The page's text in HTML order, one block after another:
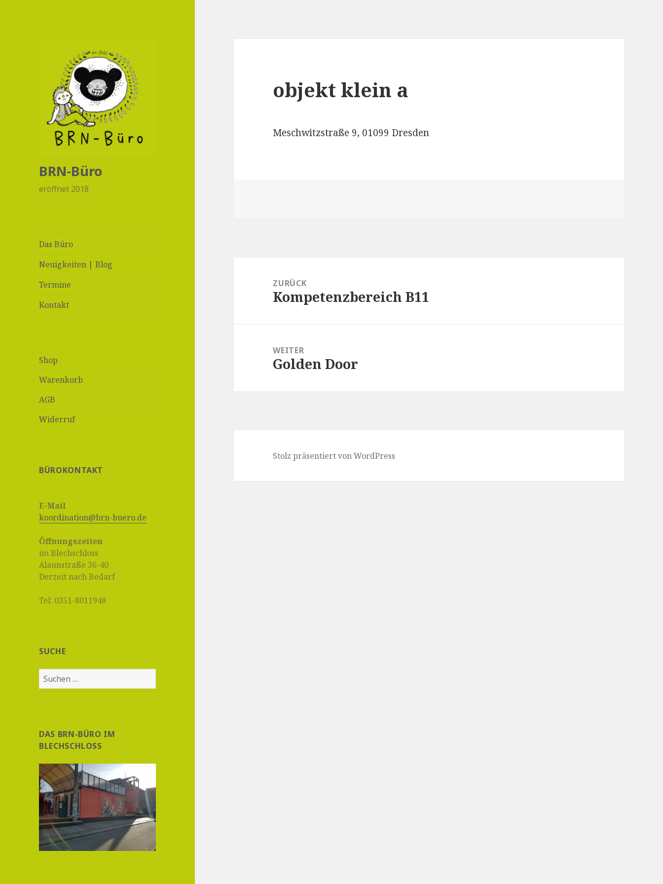
BRN-Büro
eröffnet 2018
Das Büro
Neuigkeiten | Blog
Termine
Kontakt
Shop
Warenkorb
AGB
Widerruf
BÜROKONTAKT
E-Mail
koordination@brn-buero.de
Öffnungszeiten
im Blechschloss
Alaunstraße 36-40
Derzeit nach Bedarf
Tel: 0351-8011948
SUCHE
Suchen
nach:
DAS BRN-BÜRO IM
BLECHSCHLOSS
objekt klein a
Meschwitzstraße 9, 01099 Dresden
ZURÜCK
Vorheriger
Kompetenzbereich B11
WEITER
Nächster
Golden Door
Stolz präsentiert von WordPress